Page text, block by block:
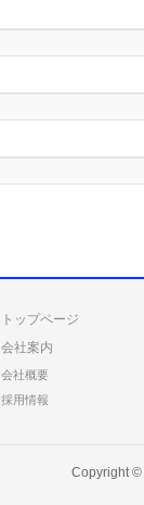
トップページ
会社案内
会社概要
採用情報
Copyright ©